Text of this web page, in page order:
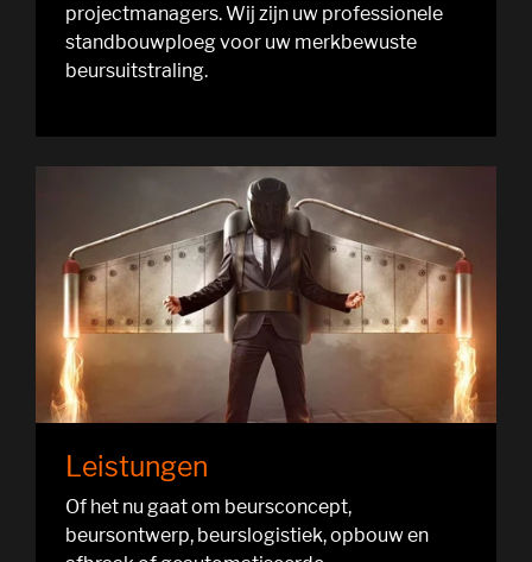
projectmanagers. Wij zijn uw professionele
standbouwploeg voor uw merkbewuste
beursuitstraling.
Leistungen
Of het nu gaat om beursconcept,
beursontwerp, beurslogistiek, opbouw en